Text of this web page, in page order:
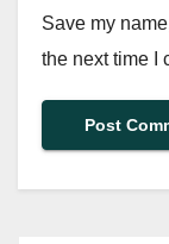
Save my
the next time I